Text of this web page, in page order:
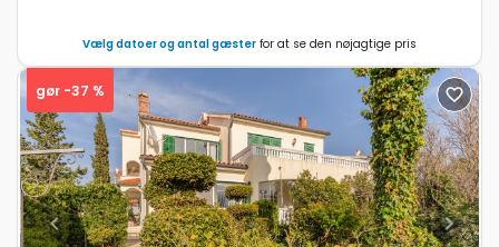
Vælg datoer og antal gæster for at se den nøjagtige pris
Previous Next
gør -37 %